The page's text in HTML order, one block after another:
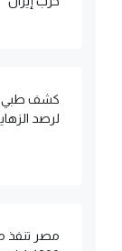
كشف طبي
لرصد
مصر تنفذ